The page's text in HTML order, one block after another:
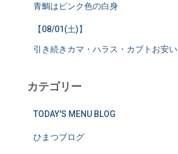
青鯛はピンク色の白身
【08/01(土)】
引き続きカマ・ハラス・カブトお安い
カテゴリー
TODAY'S MENU BLOG
ひまつブログ